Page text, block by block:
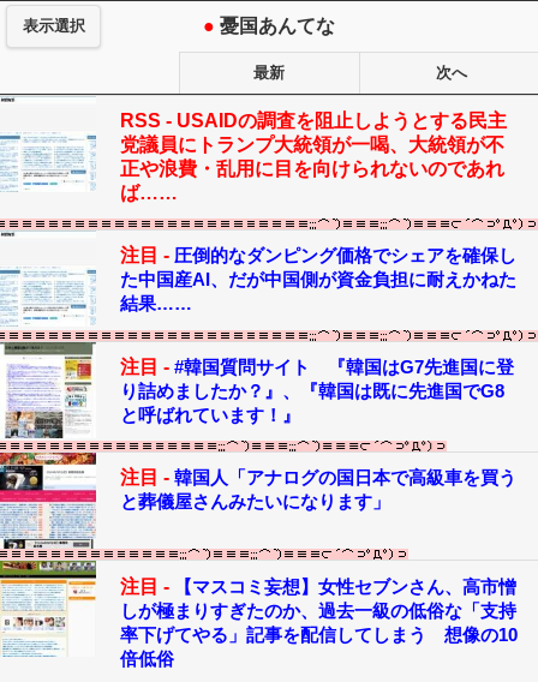
表示選択 ● 憂国あんてな
最新 次へ
RSS - USAIDの調査を阻止しようとする民主
党議員にトランプ大統領が一喝、大統領が不
正や浪費・乱用に目を向けられないのであれ
ば……
注目 - 圧倒的なダンピング価格でシェアを確保し
た中国産AI、だが中国側が資金負担に耐えかねた
結果……
注目 - #韓国質問サイト 『韓国はG7先進国に登
り詰めましたか？』、『韓国は既に先進国でG8
と呼ばれています！』
注目 - 韓国人「アナログの国日本で高級車を買う
と葬儀屋さんみたいになります」
注目 -
【マスコミ妄想】女性セブンさん、高市憎
しが極まりすぎたのか、過去一級の低俗な「支持
率下げてやる」記事を配信してしまう 想像の10
倍低俗